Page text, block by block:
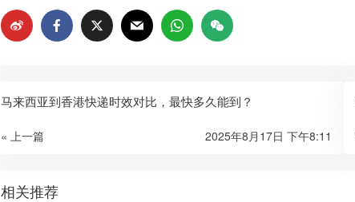
马来西亚到香港快递时效对比，最快多久能到？
« 上一篇 2025年8月17日 下午8:11
相关推荐